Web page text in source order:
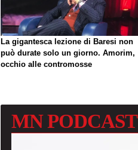
La gigantesca lezione di Baresi non
può durate solo un giorno. Amorim,
occhio alle contromosse
MNPODCAST